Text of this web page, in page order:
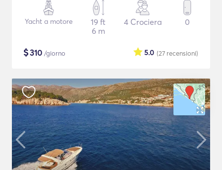
Yacht a motore
19 ft
6 m
4 Crociera 0
$310 /giorno (27 recensioni)
5.0